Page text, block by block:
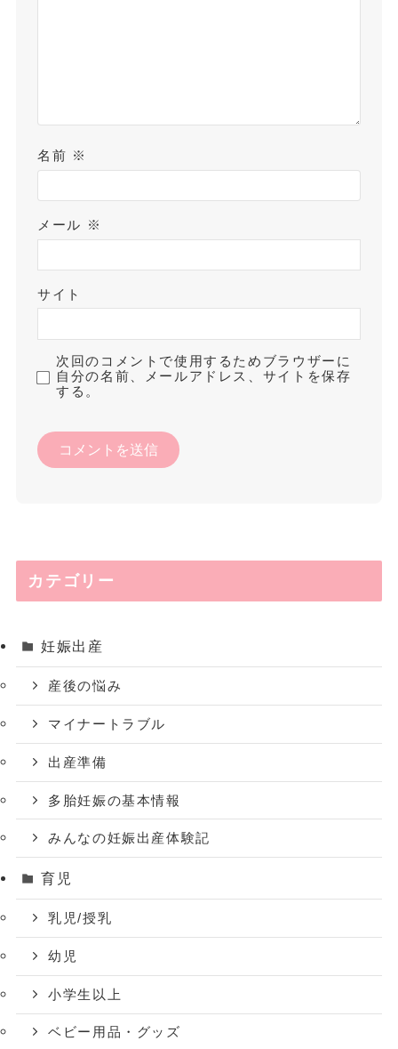
名前 ※
メール ※
サイト
次回のコメントで使用するためブラウザーに
自分の名前、メールアドレス、サイトを保存
する。
カテゴリー
妊娠出産
産後の悩み
マイナートラブル
出産準備
多胎妊娠の基本情報
みんなの妊娠出産体験記
育児
乳児/授乳
幼児
小学生以上
ベビー用品・グッズ